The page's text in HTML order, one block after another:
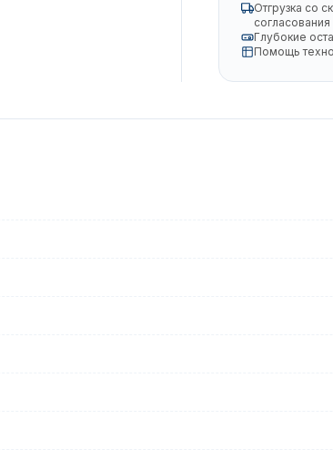
Отгрузка со
согласования
Глубокие
Помощь